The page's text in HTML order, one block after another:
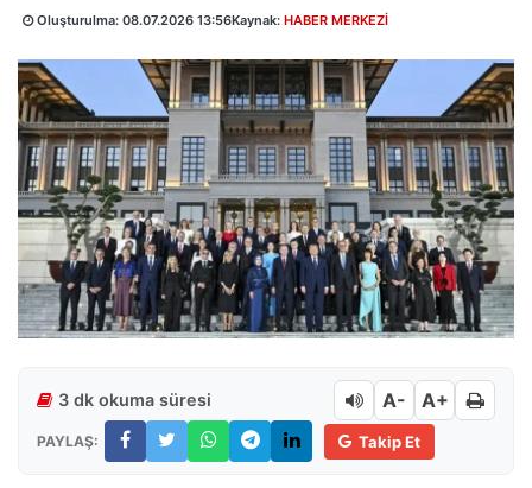
Oluşturulma: 08.07.2026 13:56Kaynak: HABER MERKEZİ
3 dk okuma süresi A- A+
PAYLAŞ: Takip Et